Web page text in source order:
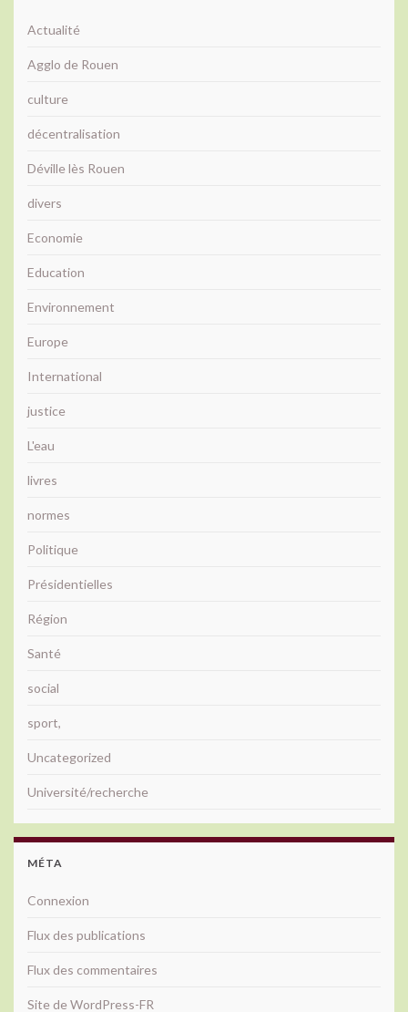
Actualité
Agglo de Rouen
culture
décentralisation
Déville lès Rouen
divers
Economie
Education
Environnement
Europe
International
justice
L'eau
livres
normes
Politique
Présidentielles
Région
Santé
social
sport,
Uncategorized
Université/recherche
MÉTA
Connexion
Flux des publications
Flux des commentaires
Site de WordPress-FR